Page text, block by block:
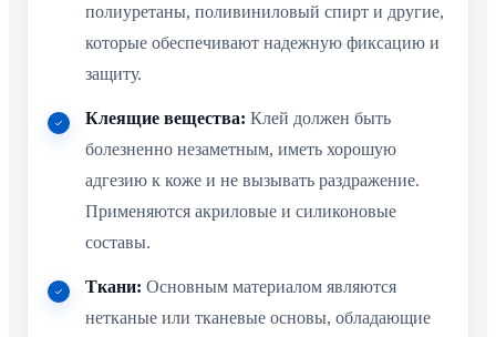
полиуретаны, поливиниловый спирт и другие,
которые обеспечивают надежную фиксацию и
защиту.
Клеящие вещества: Клей должен быть
болезненно незаметным, иметь хорошую
адгезию к коже и не вызывать раздражение.
Применяются акриловые и силиконовые
составы.
Ткани: Основным материалом являются
нетканые или тканевые основы, обладающие